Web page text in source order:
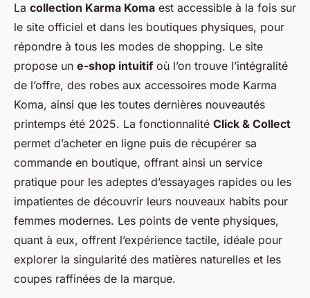
La collection Karma Koma est accessible à la fois sur
le site officiel et dans les boutiques physiques, pour
répondre à tous les modes de shopping. Le site
propose un e-shop intuitif où l’on trouve l’intégralité
de l’offre, des robes aux accessoires mode Karma
Koma, ainsi que les toutes dernières nouveautés
printemps été 2025. La fonctionnalité Click & Collect
permet d’acheter en ligne puis de récupérer sa
commande en boutique, offrant ainsi un service
pratique pour les adeptes d’essayages rapides ou les
impatientes de découvrir leurs nouveaux habits pour
femmes modernes. Les points de vente physiques,
quant à eux, offrent l’expérience tactile, idéale pour
explorer la singularité des matières naturelles et les
coupes raffinées de la marque.